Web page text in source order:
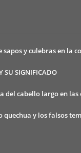
sapos y culebras en la
SU SIGNIFICADO
del cabello largo en las
quechua y los falsos